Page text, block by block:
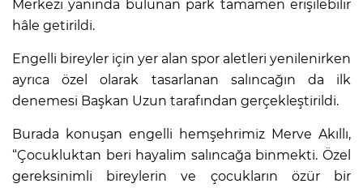
Merkezi yanında bulunan park tamamen erişilebilir
hâle getirildi.
Engelli bireyler için yer alan spor aletleri yenilenirken
ayrıca özel olarak tasarlanan salıncağın da ilk
denemesi Başkan Uzun tarafından gerçekleştirildi.
Burada konuşan engelli hemşehrimiz Merve Akıllı,
“Çocukluktan beri hayalim salıncağa binmekti. Özel
gereksinimli bireylerin ve çocukların özür bir